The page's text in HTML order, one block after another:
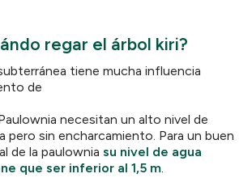
regar el árbol kiri?
tiene mucha influencia
de
necesitan un alto nivel de
pero sin encharcamiento. Para un buen
de la paulownia su nivel de agua
que ser inferior al 1,5 m.